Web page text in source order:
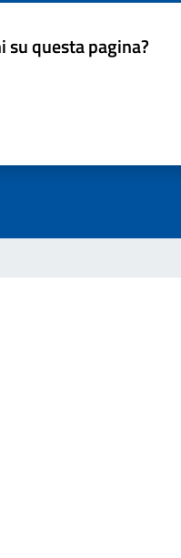
su questa pagina?